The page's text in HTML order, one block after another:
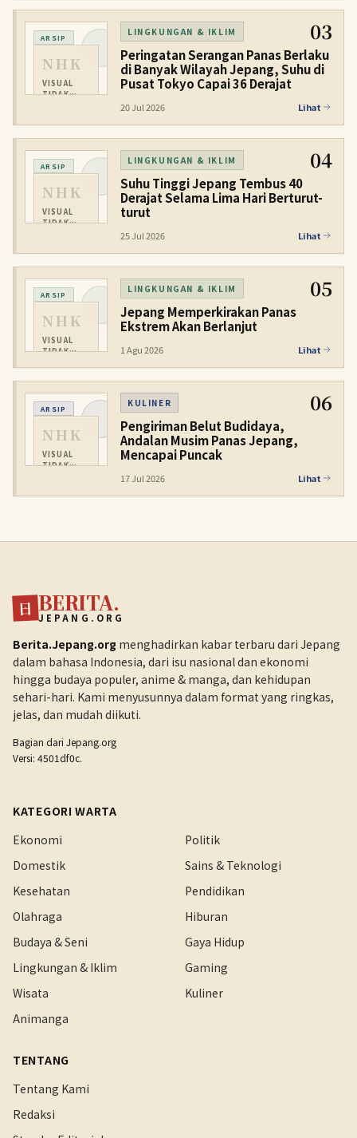
ARSIP
NHK
VISUAL
TIDAK
LINGKUNGAN & IKLIM 03
Peringatan Serangan Panas Berlaku
di Banyak Wilayah Jepang, Suhu di
Pusat Tokyo Capai 36 Derajat
20 Jul 2026 Lihat
ARSIP
NHK
VISUAL
TIDAK
LINGKUNGAN & IKLIM 04
Suhu Tinggi Jepang Tembus 40
Derajat Selama Lima Hari Berturut-
turut
25 Jul 2026 Lihat
ARSIP
NHK
VISUAL
TIDAK
LINGKUNGAN & IKLIM 05
Jepang Memperkirakan Panas
Ekstrem Akan Berlanjut
1 Agu 2026 Lihat
ARSIP
NHK
VISUAL
TIDAK
KULINER 06
Pengiriman Belut Budidaya,
Andalan Musim Panas Jepang,
Mencapai Puncak
17 Jul 2026 Lihat
日 BERITA.
JEPANG.ORG
Berita.Jepang.org menghadirkan kabar terbaru dari Jepang
dalam bahasa Indonesia, dari isu nasional dan ekonomi
hingga budaya populer, anime & manga, dan kehidupan
sehari-hari. Kami menyusunnya dalam format yang ringkas,
jelas, dan mudah diikuti.
Bagian dari Jepang.org
Versi: 4501df0c.
KATEGORI WARTA
Ekonomi
Politik
Domestik
Sains & Teknologi
Kesehatan
Pendidikan
Olahraga
Hiburan
Budaya & Seni
Gaya Hidup
Lingkungan & Iklim
Gaming
Wisata
Kuliner
Animanga
TENTANG
Tentang Kami
Redaksi